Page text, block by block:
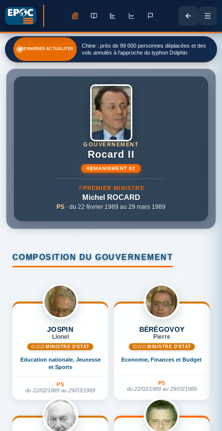
DERNIÈRES ACTUALITÉS
Chine : près de 99 000 personnes déplacées et des
vols annulés à l'approche du typhon Dolphin
GOUVERNEMENT
Rocard II
REMANIEMENT 02
PREMIER MINISTRE
Michel ROCARD
PS · du 22 février 1989 au 29 mars 1989
COMPOSITION DU GOUVERNEMENT
JOSPIN
Lionel
MINISTRE D'ETAT
Education nationale, Jeunesse
et Sports
PS
du 22/02/1989 au 29/03/1989
BÉRÉGOVOY
Pierre
MINISTRE D'ETAT
Economie, Finances et Budget
PS
du 22/02/1989 au 29/03/1989